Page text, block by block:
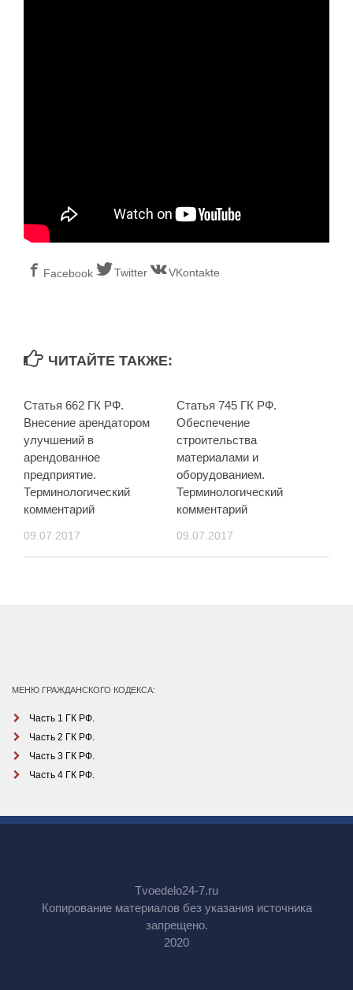
Facebook Twitter VKontakte
ЧИТАЙТЕ ТАКЖЕ:
Статья 662 ГК РФ.
Внесение арендатором
улучшений в
арендованное
предприятие.
Терминологический
комментарий
09.07.2017
Статья 745 ГК РФ.
Обеспечение
строительства
материалами и
оборудованием.
Терминологический
комментарий
09.07.2017
МЕНЮ ГРАЖДАНСКОГО КОДЕКСА:
Часть 1 ГК РФ.
Часть 2 ГК РФ.
Часть 3 ГК РФ.
Часть 4 ГК РФ.
Tvoedelo24-7.ru
Копирование материалов без указания источника
запрещено.
2020